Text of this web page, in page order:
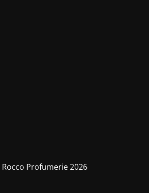
Profumerie 2026